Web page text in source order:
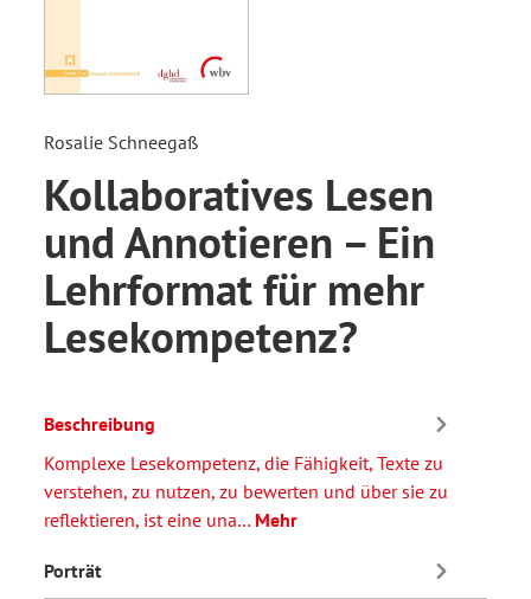
Rosalie Schneegaß
Kollaboratives Lesen
und Annotieren – Ein
Lehrformat für mehr
Lesekompetenz?
Beschreibung
Komplexe Lesekompetenz, die Fähigkeit, Texte zu
verstehen, zu nutzen, zu bewerten und über sie zu
reflektieren, ist eine una… Mehr
Porträt